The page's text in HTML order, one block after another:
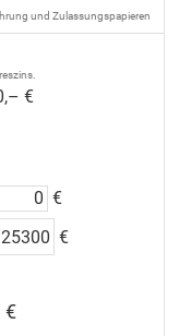
und Zulassungspapieren
€
€
€
€